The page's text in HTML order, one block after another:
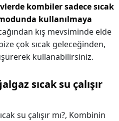
kombiler sadece sıcak
kullanılmaya
kış mevsiminde elde
çok sıcak geleceğinden,
kullanabilirsiniz.
sıcak su çalışır
su çalışır mı?, Kombinin